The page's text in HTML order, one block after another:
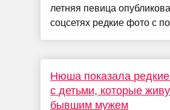
летняя певица
соцсетях редкие фото с
Нюша показала
с детьми, которые
бывшим мужем